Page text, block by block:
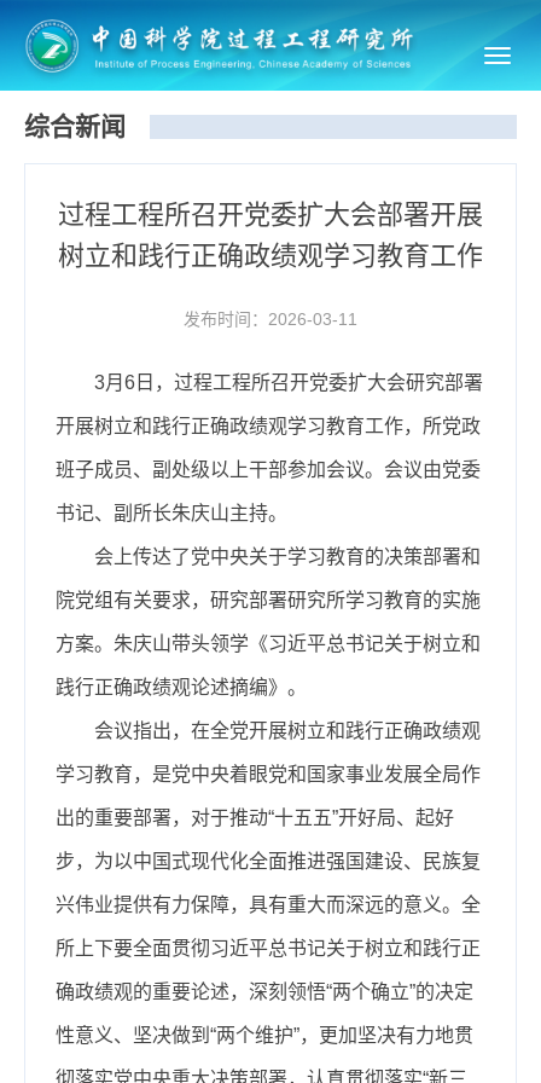
综合新闻
过程工程所召开党委扩大会部署开展
树立和践行正确政绩观学习教育工作
发布时间：2026-03-11
3月6日，过程工程所召开党委扩大会研究部署
开展树立和践行正确政绩观学习教育工作，所党政
班子成员、副处级以上干部参加会议。会议由党委
书记、副所长朱庆山主持。
会上传达了党中央关于学习教育的决策部署和
院党组有关要求，研究部署研究所学习教育的实施
方案。朱庆山带头领学《习近平总书记关于树立和
践行正确政绩观论述摘编》。
会议指出，在全党开展树立和践行正确政绩观
学习教育，是党中央着眼党和国家事业发展全局作
出的重要部署，对于推动“十五五”开好局、起好
步，为以中国式现代化全面推进强国建设、民族复
兴伟业提供有力保障，具有重大而深远的意义。全
所上下要全面贯彻习近平总书记关于树立和践行正
确政绩观的重要论述，深刻领悟“两个确立”的决定
性意义、坚决做到“两个维护”，更加坚决有力地贯
彻落实党中央重大决策部署，认真贯彻落实“新三